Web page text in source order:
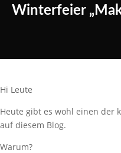
Winterfeier
Hi Leute
Heute gibt es wohl einen der
auf diesem Blog.
Warum?